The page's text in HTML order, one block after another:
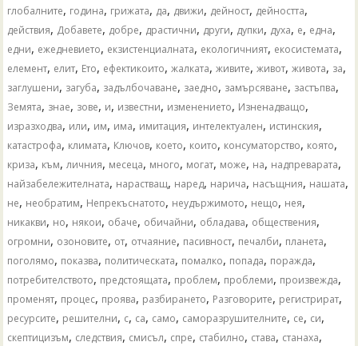
глобалните, година, грижата, да, движи, дейност, дейността,
действия, Добавете, добре, драстични, други, дупки, духа, е, една,
едни, ежедневието, екзистенциалната, екологичният, екосистемата,
елемент, елит, Ето, ефектикоито,жалката,живите,живот,живота, за,
заглушени, загуба, задълбочаване, заедно, замърсяване, застъпва,
Земята, знае, зове, и, известни, изменението, Изненадващо,
изразходва, или, им, има, имитация, интелектуален, истинския,
катастрофа, климата, Ключов, което, които, консуматорство, която,
криза, към, личния, месеца, много, могат, може, на, надпреварата,
найзабележителната, нарастващ, наред, нарича, насъщния, нашата,
не, необратим, Непрекъснатото, неудържимото, нещо, нея,
никакви, но, някои, обаче, обичайни, обладава, обществения,
огромни, озоновите, от, отчаяние, пасивност, печалби, планета,
поголямо, показва, политическата, помалко, попада, поражда,
потребителството, предстоящата, проблем, проблеми, произвежда,
променят, процес, проява, разбирането, Разговорите, регистрират,
ресурсите, решителни, с, са, само, саморазрушителните, се, си,
скептицизъм, следствия, смисъл, спре, стабилно, става, станаха,